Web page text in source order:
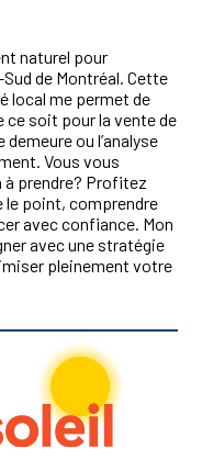
naturel pour
Sud de Montréal. Cette
local me permet de
soit pour la vente de
ou l’analyse
Vous vous
à prendre? Profitez
le point, comprendre
avec confiance. Mon
avec une stratégie
pleinement votre